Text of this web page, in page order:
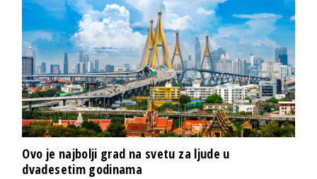
Ovo je najbolji grad na svetu za ljude u
dvadesetim godinama